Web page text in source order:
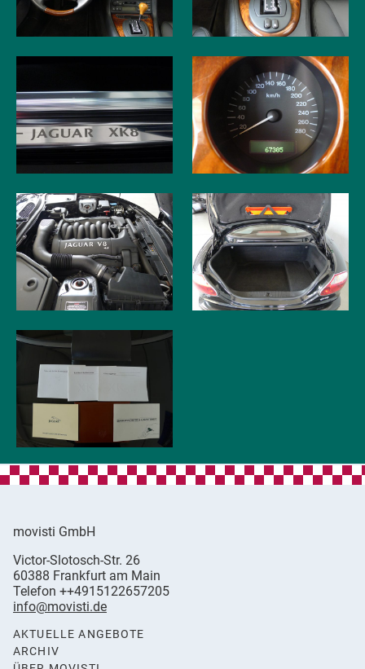
movisti GmbH
classic
automobiles
Victor-Slotosch-Str. 26
60388 Frankfurt am Main
Germany
Telefon ++4915122657205
info@movisti.de
AKTUELLE ANGEBOTE
ARCHIV